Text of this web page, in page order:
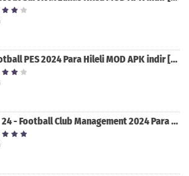
eFootball PES 2024 Para Hileli MOD APK indir [v8.2.0]
FCM 24 - Football Club Management 2024 Para Hileli MOD APK indir [v1.0.4]